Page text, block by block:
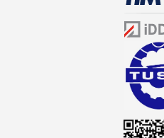
Öztiryakiler resmi bayisidir.
donanıma sahip ekibi ile
mutbex.com ile endüstriyel
alacağınız hizmet standartların